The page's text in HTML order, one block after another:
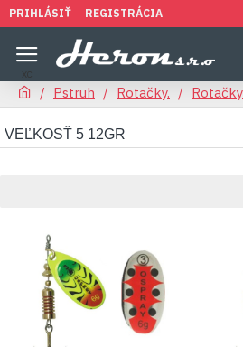
PRIHLÁSIŤ REGISTRÁCIA
Pstruh Rotačky.
VEĽKOSŤ 5 12GR